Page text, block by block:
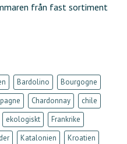
från fast sortiment
Bardolino
Bourgogne
Chardonnay
chile
ekologiskt
Frankrike
Katalonien
Kroatien